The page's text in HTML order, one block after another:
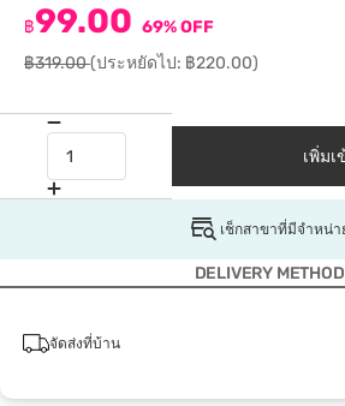
฿99.00 69% OFF
฿319.00(ประหยัดไป: ฿220.00)
เพิ่ม
เช็กสาขาที่มีจำหน่า
DELIVERY METHOD
จัดส่งที่บ้าน